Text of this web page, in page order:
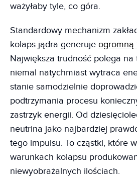
ważyłaby tyle, co góra.
Standardowy mechanizm
kolaps jądra generuje ogromną
Największa trudność polega na
niemal natychmiast wytraca
stanie samodzielnie
podtrzymania procesu
zastrzyk energii. Od
neutrina jako najbardziej
tego impulsu. To cząstki, które
warunkach kolapsu
niewyobrażalnych ilościach.